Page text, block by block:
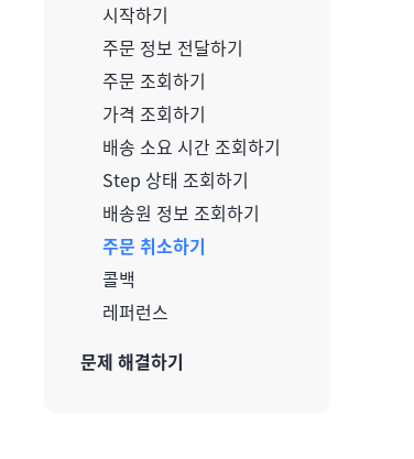
시작하기
주문 정보 전달하기
주문 조회하기
가격 조회하기
배송 소요 시간 조회하기
Step 상태 조회하기
배송원 정보 조회하기
주문 취소하기
콜백
레퍼런스
문제 해결하기